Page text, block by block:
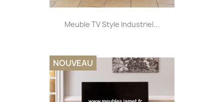
Meuble TV Style Industriel...
NOUVEAU